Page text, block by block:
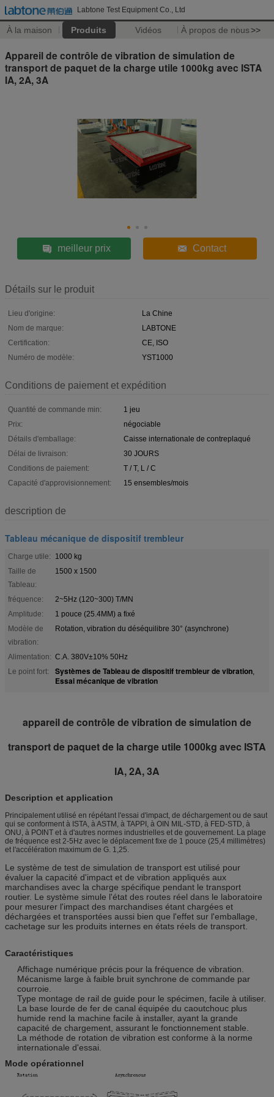
Labtone Test Equipment Co., Ltd
À la maison Produits Vidéos À propos de nous>>
Appareil de contrôle de vibration de simulation de
transport de paquet de la charge utile 1000kg avec ISTA
IA, 2A, 3A
meilleur prix Contact
Détails sur le produit
Lieu d'origine:
La Chine
Nom de marque:
LABTONE
Certification:
CE, ISO
Numéro de modèle:
YST1000
Conditions de paiement et expédition
Quantité de commande min:
1 jeu
Prix:
négociable
Détails d'emballage:
Caisse internationale de contreplaqué
Délai de livraison:
30 JOURS
Conditions de paiement:
T / T, L / C
Capacité d'approvisionnement:
15 ensembles/mois
description de
Tableau mécanique de dispositif trembleur
Charge utile:
1000 kg
Taille de
Tableau:
1500 x 1500
fréquence:
2~5Hz (120~300) T/MN
Amplitude:
1 pouce (25.4MM) a fixé
Modèle de
vibration:
Rotation, vibration du déséquilibre 30° (asynchrone)
Alimentation: C.A. 380V±10% 50Hz
Le point fort:
Systèmes de Tableau de dispositif trembleur de vibration,
Essai mécanique de vibration
appareil de contrôle de vibration de simulation de
transport de paquet de la charge utile 1000kg avec ISTA
IA, 2A, 3A
Description et application
Principalement utilisé en répétant l'essai d'impact, de déchargement ou de saut
qui se conforment à ISTA, à ASTM, à TAPPI, à OIN MIL-STD, à FED-STD, à
ONU, à POINT et à d'autres normes industrielles et de gouvernement. La plage
de fréquence est 2-5Hz avec le déplacement fixe de 1 pouce (25,4 millimètres)
et l'accélération maximum de G. 1,25.
Le système de test de simulation de transport est utilisé pour
évaluer la capacité d'impact et de vibration appliqués aux
marchandises avec la charge spécifique pendant le transport
routier. Le système simule l'état des routes réel dans le laboratoire
pour mesurer l'impact des marchandises étant chargées et
déchargées et transportées aussi bien que l'effet sur l'emballage,
cachetage sur les produits internes en états réels de transport.
Caractéristiques
Affichage numérique précis pour la fréquence de vibration.
Mécanisme large à faible bruit synchrone de commande par
courroie.
Type montage de rail de guide pour le spécimen, facile à utiliser.
La base lourde de fer de canal équipée du caoutchouc plus
humide rend la machine facile à installer, ayant la grande
capacité de chargement, assurant le fonctionnement stable.
La méthode de rotation de vibration est conforme à la norme
internationale d'essai.
Mode opérationnel